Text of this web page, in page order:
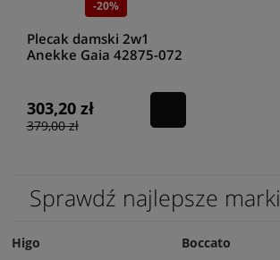
-20%
Plecak damski 2w1
Anekke Gaia 42875-072
303,20 zł
379,00 zł
Sprawdź najlepsze marki
Higo
Boccato